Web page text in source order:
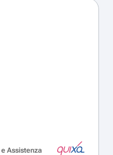
Assistenza